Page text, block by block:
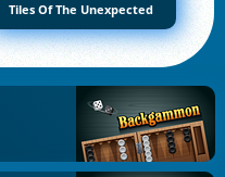
Tiles Of The Unexpected